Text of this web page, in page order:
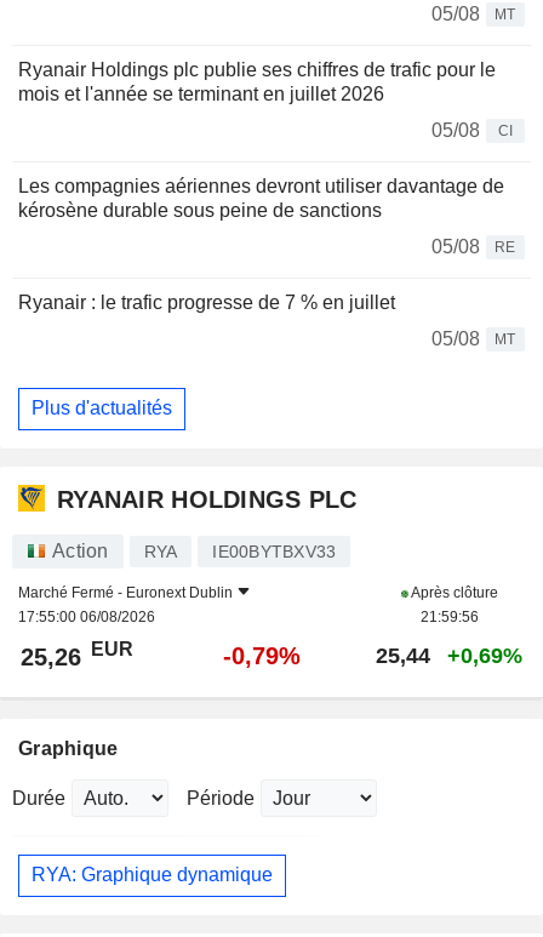
05/08 MT
Ryanair Holdings plc publie ses chiffres de trafic pour le
mois et l'année se terminant en juillet 2026
05/08
CI
Les compagnies aériennes devront utiliser davantage de
kérosène durable sous peine de sanctions
05/08
RE
Ryanair : le trafic progresse de 7 % en juillet
05/08
MT
Plus d'actualités
RYANAIR HOLDINGS PLC
Action RYA IE00BYTBXV33
Marché Fermé - Euronext Dublin
17:55:00 06/08/2026
Après clôture
21:59:56
25,26 EUR -0,79% 25,44 +0,69%
Graphique
Durée Période
RYA: Graphique dynamique